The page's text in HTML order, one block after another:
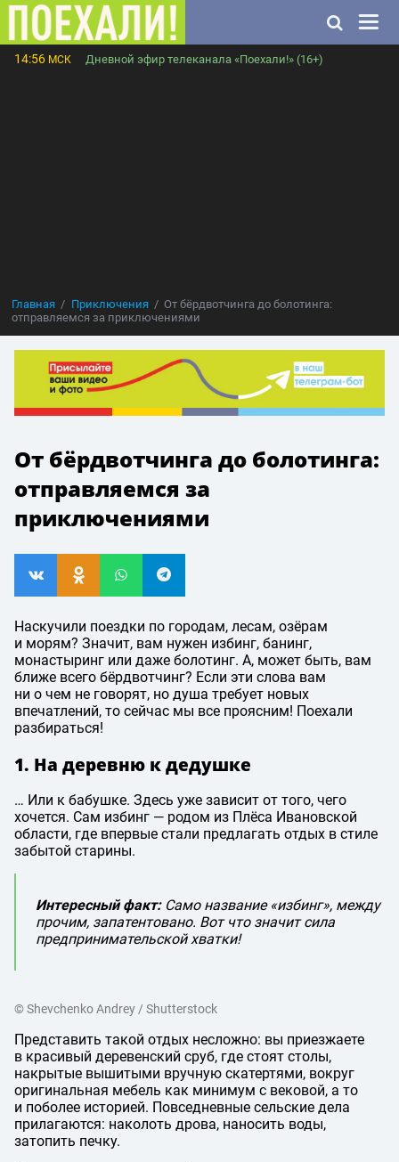
14:56 МСК Дневной эфир телеканала «Поехали!» (16+)
Главная Приключения
От бёрдвотчинга до болотинга:
отправляемся за приключениями
От бёрдвотчинга до болотинга:
отправляемся за
приключениями
Наскучили поездки по городам, лесам, озёрам
и морям? Значит, вам нужен избинг, банинг,
монастыринг или даже болотинг. А, может быть, вам
ближе всего бёрдвотчинг? Если эти слова вам
ни о чем не говорят, но душа требует новых
впечатлений, то сейчас мы все проясним! Поехали
разбираться!
1. На деревню к дедушке
… Или к бабушке. Здесь уже зависит от того, чего
хочется. Сам избинг — родом из Плёса Ивановской
области, где впервые стали предлагать отдых в стиле
забытой старины.
Интересный факт:Само название «избинг», между
прочим, запатентовано. Вот что значит сила
предпринимательской хватки!
© Shevchenko Andrey / Shutterstock
Представить такой отдых несложно: вы приезжаете
в красивый деревенский сруб, где стоят столы,
накрытые вышитыми вручную скатертями, вокруг
оригинальная мебель как минимум с вековой, а то
и поболее историей. Повседневные сельские дела
прилагаются: наколоть дрова, наносить воды,
затопить печку.